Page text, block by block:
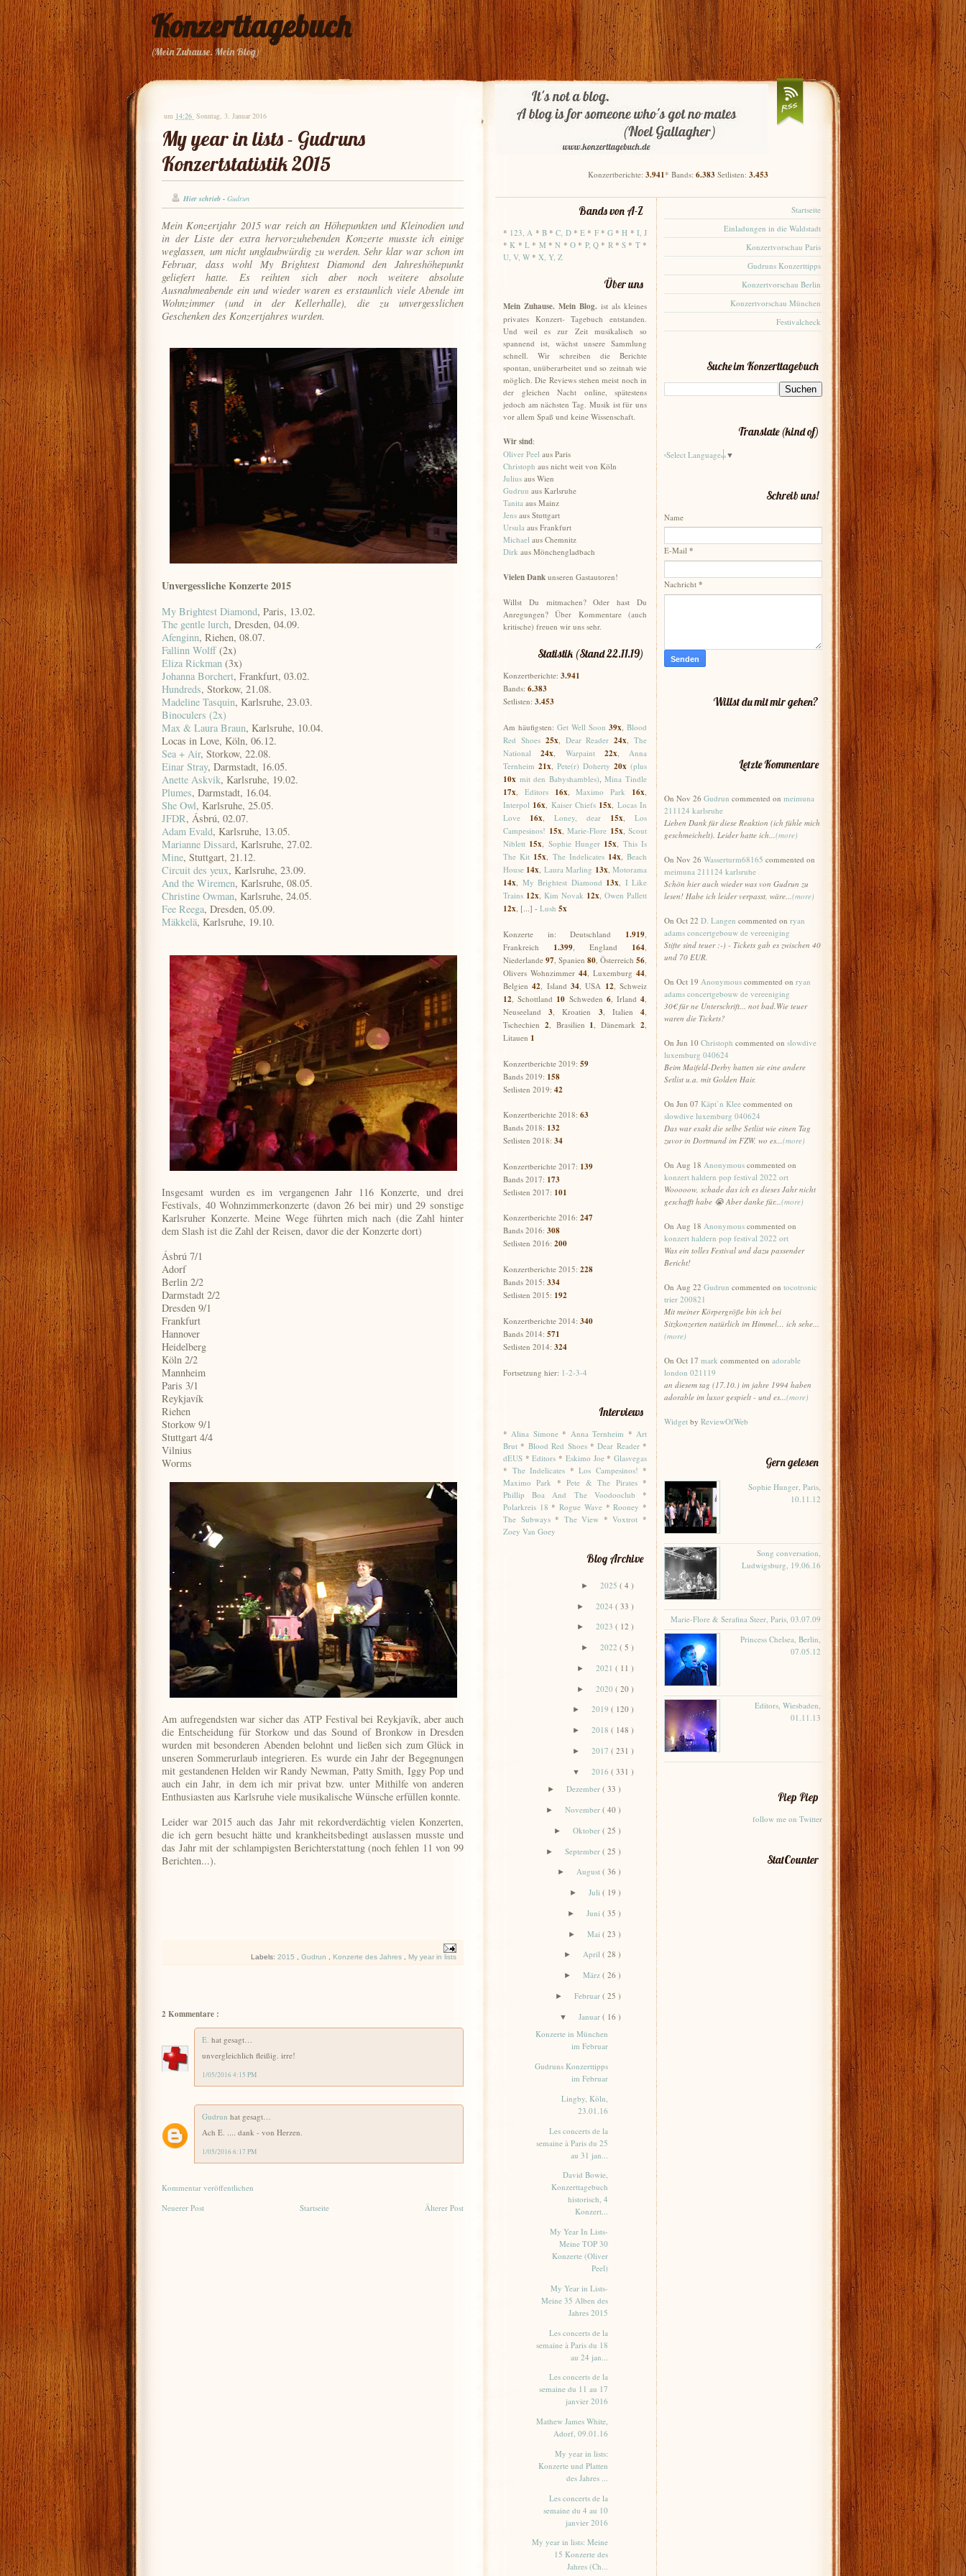
Konzerttagebuch
(Mein Zuhause. Mein Blog)
um 14:26 Sonntag, 3. Januar 2016
My year in lists - Gudruns
Konzertstatistik 2015
Hier schrieb - Gudrun
Mein Konzertjahr 2015 war reich an Höhepunkten und Kleinodien und
in der Liste der extra hervorzuhebenden Konzerte musste ich einige
weglassen, um nicht unglaubwürdig zu werden. Sehr klar war schon im
Februar, dass wohl My Brightest Diamond den Jahreshöhepunkt
geliefert hatte. Es reihten sich aber noch weitere absolute
Ausnahmeabende ein und wieder waren es erstaunlich viele Abende im
Wohnzimmer (und in der Kellerhalle), die zu unvergesslichen
Geschenken des Konzertjahres wurden.
Unvergessliche Konzerte 2015
My Brightest Diamond, Paris, 13.02.
The gentle lurch, Dresden, 04.09.
Afenginn, Riehen, 08.07.
Fallinn Wolff (2x)
Eliza Rickman (3x)
Johanna Borchert, Frankfurt, 03.02.
Hundreds, Storkow, 21.08.
Madeline Tasquin, Karlsruhe, 23.03.
Binoculers (2x)
Max & Laura Braun, Karlsruhe, 10.04.
Locas in Love, Köln, 06.12.
Sea + Air, Storkow, 22.08.
Einar Stray, Darmstadt, 16.05.
Anette Askvik, Karlsruhe, 19.02.
Plumes, Darmstadt, 16.04.
She Owl, Karlsruhe, 25.05.
JFDR, Ásbrú, 02.07.
Adam Evald, Karlsruhe, 13.05.
Marianne Dissard, Karlsruhe, 27.02.
Mine, Stuttgart, 21.12.
Circuit des yeux, Karlsruhe, 23.09.
And the Wiremen, Karlsruhe, 08.05.
Christine Owman, Karlsruhe, 24.05.
Fee Reega, Dresden, 05.09.
Mäkkelä, Karlsruhe, 19.10.
Insgesamt wurden es im vergangenen Jahr 116 Konzerte, und drei
Festivals, 40 Wohnzimmerkonzerte (davon 26 bei mir) und 29 sonstige
Karlsruher Konzerte. Meine Wege führten mich nach (die Zahl hinter
dem Slash ist die Zahl der Reisen, davor die der Konzerte dort)
Ásbrú 7/1
Adorf
Berlin 2/2
Darmstadt 2/2
Dresden 9/1
Frankfurt
Hannover
Heidelberg
Köln 2/2
Mannheim
Paris 3/1
Reykjavík
Riehen
Storkow 9/1
Stuttgart 4/4
Vilnius
Worms
Am aufregendsten war sicher das ATP Festival bei Reykjavík, aber auch
die Entscheidung für Storkow und das Sound of Bronkow in Dresden
wurden mit besonderen Abenden belohnt und ließen sich zum Glück in
unseren Sommerurlaub integrieren. Es wurde ein Jahr der Begegnungen
mit gestandenen Helden wir Randy Newman, Patty Smith, Iggy Pop und
auch ein Jahr, in dem ich mir privat bzw. unter Mithilfe von anderen
Enthusiasten aus Karlsruhe viele musikalische Wünsche erfüllen konnte.
Leider war 2015 auch das Jahr mit rekordverdächtig vielen Konzerten,
die ich gern besucht hätte und krankheitsbedingt auslassen musste und
das Jahr mit der schlampigsten Berichterstattung (noch fehlen 11 von 99
Berichten...).
Labels: 2015 Gudrun Konzerte des Jahres My year in lists
2 Kommentare :
E. hat gesagt…
unvergleichlich fleißig. irre!
1/05/2016 4:15 PM
Gudrun hat gesagt…
Ach E. .... dank - von Herzen.
1/05/2016 6:17 PM
Kommentar veröffentlichen
Neuerer Post
Älterer Post
Startseite
Konzertberichte: 3.941* Bands: 6.383 Setlisten: 3.453
Bands von A-Z
* 123, A * B*C, D*E * F* G *H * I, J
*K * L* M *N * O* P, Q* R*S * T*
U, V, W * X, Y, Z
Über uns
Mein Zuhause. Mein Blog. ist als kleines
privates Konzert- Tagebuch entstanden.
Und weil es zur Zeit musikalisch so
spannend ist, wächst unsere Sammlung
schnell. Wir schreiben die Berichte
spontan, unüberarbeitet und so zeitnah wie
möglich. Die Reviews stehen meist noch in
der gleichen Nacht online, spätestens
jedoch am nächsten Tag. Musik ist für uns
vor allem Spaß und keine Wissenschaft.
Wir sind:
Oliver Peel aus Paris
Christoph aus nicht weit von Köln
Julius aus Wien
Gudrun aus Karlsruhe
Tanita aus Mainz
Jens aus Stuttgart
Ursula aus Frankfurt
Michael aus Chemnitz
Dirk aus Mönchengladbach
Vielen Dank unseren Gastautoren!
Willst Du mitmachen? Oder hast Du
Anregungen? Über Kommentare (auch
kritische) freuen wir uns sehr.
Statistik (Stand 22.11.19)
Konzertberichte: 3.941
Bands: 6.383
Setlisten: 3.453
Am häufigsten: Get Well Soon 39x, Blood
Red Shoes 25x, Dear Reader 24x,The
National
24x, Warpaint 22x, Anna
Ternheim 21x, Pete(r) Doherty 20x (plus
10x mit den Babyshambles),Mina Tindle
17x, Editors 16x,Maximo Park 16x,
Interpol 16x, Kaiser Chiefs 15x, Locas In
Love
16x, Loney, dear 15x, Los
Campesinos! 15x, Marie-Flore 15x, Scout
Niblett 15x, Sophie Hunger 15x, This Is
The Kit 15x, The Indelicates 14x,Beach
House 14x, Laura Marling 13x,Motorama
14x, My Brightest Diamond 13x, I Like
Trains 12x, Kim Novak 12x, Owen Pallett
12x, [...] - Lush 5x
Konzerte in: Deutschland 1.919,
Frankreich 1.399, England 164,
Niederlande 97, Spanien 80, Österreich 56,
Olivers Wohnzimmer 44, Luxemburg 44,
Belgien42, Island34, USA 12, Schweiz
12, Schottland 10 Schweden 6, Irland4,
Neuseeland
3, Kroatien 3, Italien 4,
Tschechien 2, Brasilien 1, Dänemark 2,
Litauen 1
Konzertberichte 2019: 59
Bands 2019: 158
Setlisten 2019: 42
Konzertberichte 2018: 63
Bands 2018: 132
Setlisten 2018: 34
Konzertberichte 2017: 139
Bands 2017: 173
Setlisten 2017: 101
Konzertberichte 2016: 247
Bands 2016: 308
Setlisten 2016: 200
Konzertberichte 2015: 228
Bands 2015: 334
Setlisten 2015: 192
Konzertberichte 2014: 340
Bands 2014: 571
Setlisten 2014: 324
Fortsetzung hier: 1-2-3-4
Interviews
*Alina Simone* Anna Ternheim *Art
Brut * Blood Red Shoes*Dear Reader*
dEUS *Editors * Eskimo Joe*Glasvegas
* The Indelicates * Los Campesinos! *
Maximo Park *Pete & The Pirates*
Phillip Boa And The Voodooclub *
Polarkreis 18 *Rogue Wave*Rooney *
The Subways* The View *Voxtrot *
Zoey Van Goey
Blog Archive
► 2025 ( 4 )
► 2024 ( 33 )
► 2023 ( 12 )
► 2022 ( 5 )
► 2021 ( 11 )
► 2020 ( 20 )
► 2019 ( 120 )
► 2018 ( 148 )
► 2017 ( 231 )
▼ 2016 ( 331 )
► Dezember ( 33 )
► November ( 40 )
► Oktober ( 25 )
► September ( 25 )
► August ( 36 )
► Juli ( 19 )
► Juni ( 35 )
► Mai ( 23 )
► April ( 28 )
► März ( 26 )
► Februar ( 25 )
▼ Januar ( 16 )
Konzerte in München
im Februar
Gudruns Konzerttipps
im Februar
Lingby, Köln,
23.01.16
Les concerts de la
semaine à Paris du 25
au 31 jan...
David Bowie,
Konzerttagebuch
historisch, 4
Konzert...
My Year In Lists-
Meine TOP 30
Konzerte (Oliver
Peel)
My Year in Lists-
Meine 35 Alben des
Jahres 2015
Les concerts de la
semaine à Paris du 18
au 24 jan...
Les concerts de la
semaine du 11 au 17
janvier 2016
Mathew James White,
Adorf, 09.01.16
My year in lists:
Konzerte und Platten
des Jahres ...
Les concerts de la
semaine du 4 au 10
janvier 2016
My year in lists: Meine
15 Konzerte des
Jahres (Ch...
Startseite
Einladungen in die Waldstadt
Konzertvorschau Paris
Gudruns Konzerttipps
Konzertvorschau Berlin
Konzertvorschau München
Festivalcheck
Suche im Konzerttagebuch
Translate (kind of)
Select Language ▼
Schreib uns!
Name
E-Mail *
Nachricht *
Willst du mit mir gehen?
Letzte Kommentare
On Nov 26 Gudrun commented on meimuna
211124 karlsruhe
Lieben Dank für diese Reaktion (ich fühle mich
geschmeichelt). Leider hatte ich...(more)
On Nov 26 Wasserturm68165 commented on
meimuna 211124 karlsruhe
Schön hier auch wieder was von Gudrun zu
lesen! Habe ich leider verpasst, wäre...(more)
On Oct 22 D. Langen commented on ryan
adams concertgebouw de vereeniging
Stifte sind teuer :-) - Tickets gab es zwischen 40
und 70 EUR.
On Oct 19 Anonymous commented on ryan
adams concertgebouw de vereeniging
30€ für ne Unterschrift... not bad.Wie teuer
waren die Tickets?
On Jun 10 Christoph commented on slowdive
luxemburg 040624
Beim Maifeld-Derby hatten sie eine andere
Setlist u.a. mit Golden Hair.
On Jun 07 Käpt`n Klee commented on
slowdive luxemburg 040624
Das war exakt die selbe Setlist wie einen Tag
zuvor in Dortmund im FZW, wo es...(more)
On Aug 18 Anonymous commented on
konzert haldern pop festival 2022 ort
Wooooow, schade das ich es dieses Jahr nicht
geschafft habe 😭 Aber danke für...(more)
On Aug 18 Anonymous commented on
konzert haldern pop festival 2022 ort
Was ein tolles Festival und dazu passender
Bericht!
On Aug 22 Gudrun commented on tocotronic
trier 200821
Mit meiner Körpergröße bin ich bei
Sitzkonzerten natürlich im Himmel… ich sehe...
(more)
On Oct 17 mark commented on adorable
london 021119
an diesem tag (17.10.) im jahre 1994 haben
adorable im luxor gespielt - und es...(more)
Widget by ReviewOfWeb
Gern gelesen
Sophie Hunger, Paris,
10.11.12
Song conversation,
Ludwigsburg, 19.06.16
Marie-Flore & Serafina Steer, Paris, 03.07.09
Princess Chelsea, Berlin,
07.05.12
Editors, Wiesbaden,
01.11.13
Piep Piep
follow me on Twitter
StatCounter